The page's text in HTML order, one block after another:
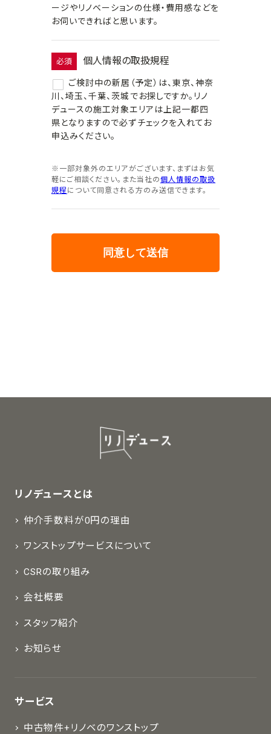
ージやリノベーションの仕様・費用感などを
お伺いできればと思います。
必須 個人情報の取扱規程
ご検討中の新居（予定）は、東京、神奈
川、埼玉、千葉、茨城でお探しですか。リノ
デュースの施工対象エリアは上記一都四
県となりますので必ずチェックを入れてお
申込みください。
※一部対象外のエリアがございます、まずはお気
軽にご相談ください。また当社の個人情報の取扱
規程 について同意される方のみ送信できます。
リノデュースとは
仲介手数料が0円の理由
ワンストップサービスについて
CSRの取り組み
会社概要
スタッフ紹介
お知らせ
サービス
中古物件+リノベのワンストップ